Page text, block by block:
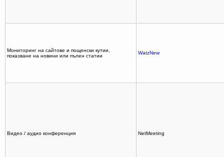
Мониторинг на сайтове и пощенски кутии,
показване на новини или пълен статии
WatzNew
Видео / аудио конференция NetMeeting